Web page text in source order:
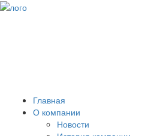
Главная
О компании
Новости